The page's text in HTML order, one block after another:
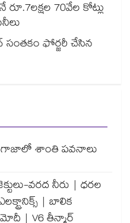
70వేల కోట్లు
ఫోర్జరీ చేసిన
: గాజాలో శాంతి పవనాలు
వరద నీరు | ధరల
| బాలిక